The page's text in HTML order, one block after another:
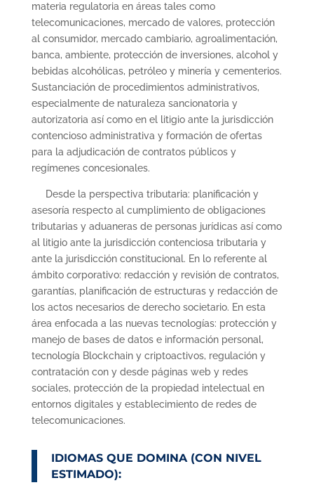
materia regulatoria en áreas tales como
telecomunicaciones, mercado de valores, protección
al consumidor, mercado cambiario, agroalimentación,
banca, ambiente, protección de inversiones, alcohol y
bebidas alcohólicas, petróleo y minería y cementerios.
Sustanciación de procedimientos administrativos,
especialmente de naturaleza sancionatoria y
autorizatoria así como en el litigio ante la jurisdicción
contencioso administrativa y formación de ofertas
para la adjudicación de contratos públicos y
regímenes concesionales.
Desde la perspectiva tributaria: planificación y
asesoría respecto al cumplimiento de obligaciones
tributarias y aduaneras de personas jurídicas así como
al litigio ante la jurisdicción contenciosa tributaria y
ante la jurisdicción constitucional. En lo referente al
ámbito corporativo: redacción y revisión de contratos,
garantías, planificación de estructuras y redacción de
los actos necesarios de derecho societario. En esta
área enfocada a las nuevas tecnologías: protección y
manejo de bases de datos e información personal,
tecnología Blockchain y criptoactivos, regulación y
contratación con y desde páginas web y redes
sociales, protección de la propiedad intelectual en
entornos digitales y establecimiento de redes de
telecomunicaciones.
IDIOMAS QUE DOMINA (CON NIVEL
ESTIMADO):